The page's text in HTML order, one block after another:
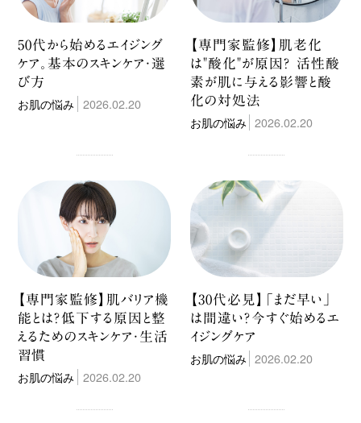
50代から始めるエイジング
ケア。基本のスキンケア・選
び方
お肌の悩み 2026.02.20
【専門家監修】肌老化
は"酸化"が原因？ 活性酸
素が肌に与える影響と酸
化の対処法
お肌の悩み 2026.02.20
【専門家監修】肌バリア機
能とは？低下する原因と整
えるためのスキンケア・生活
習慣
お肌の悩み 2026.02.20
【30代必見】「まだ早い」
は間違い？今すぐ始めるエ
イジングケア
お肌の悩み 2026.02.20